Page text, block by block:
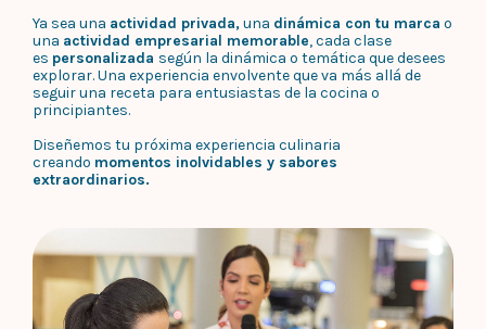
Ya sea una actividad privada,una dinámica con tu marca o
una actividad empresarial memorable, cada clase
es personalizada según la dinámica o temática que desees
explorar. Una experiencia envolvente que va más allá de
seguir una receta para entusiastas de la cocina o
principiantes.
Diseñemos tu próxima experiencia culinaria
creando momentos inolvidables y sabores
extraordinarios.